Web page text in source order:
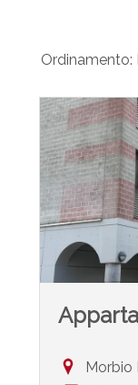
Ordinamento:
Morbio